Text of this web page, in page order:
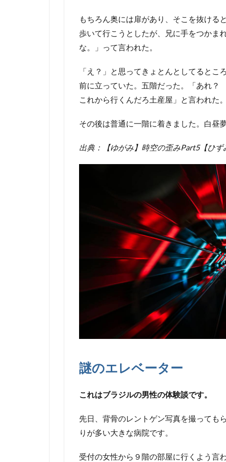
もちろん奥には扉があり、そこを抜ける
歩いて行こうとしたが、兄に手をつかま
な。」って言われた。
「え？」と思ってきょとんとしてると
前に立っていた。五階だった。「あれ
これから行くんだろ土産屋」と言われた。
その後は普通に一階に着きました。白昼
出典：【ゆがみ】時空の歪みPart5【ひず
謎のエレベーター
これはブラジルの男性の体験談です。
先日、背骨のレントゲン写真を撮っても
りが多い大きな病院です。
受付の女性から９階の部屋に行くよう言